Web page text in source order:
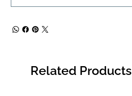
Related Products